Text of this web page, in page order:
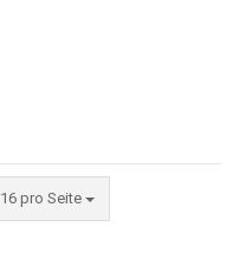
16 pro Seite